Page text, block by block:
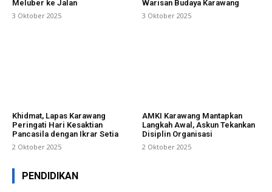
Meluber ke Jalan
3 Oktober 2025
Warisan Budaya Karawang
3 Oktober 2025
Khidmat, Lapas Karawang
Peringati Hari Kesaktian
Pancasila dengan Ikrar Setia
2 Oktober 2025
AMKI Karawang Mantapkan
Langkah Awal, Askun Tekankan
Disiplin Organisasi
2 Oktober 2025
PENDIDIKAN